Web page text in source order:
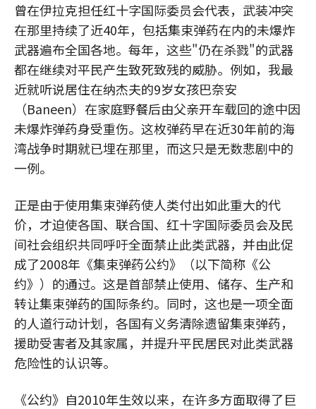
曾在伊拉克担任红十字国际委员会代表，武装冲突
在那里持续了近40年，包括集束弹药在内的未爆炸
武器遍布全国各地。每年，这些"仍在杀戮"的武器
都在继续对平民产生致死致残的威胁。例如，我最
近就听说居住在纳杰夫的9岁女孩巴奈安
（Baneen）在家庭野餐后由父亲开车载回的途中因
未爆炸弹药身受重伤。这枚弹药早在近30年前的海
湾战争时期就已埋在那里，而这只是无数悲剧中的
一例。
正是由于使用集束弹药使人类付出如此重大的代
价，才迫使各国、联合国、红十字国际委员会及民
间社会组织共同呼吁全面禁止此类武器，并由此促
成了2008年《集束弹药公约》（以下简称《公
约》）的通过。这是首部禁止使用、储存、生产和
转让集束弹药的国际条约。同时，这也是一项全面
的人道行动计划，各国有义务清除遗留集束弹药，
援助受害者及其家属，并提升平民居民对此类武器
危险性的认识等。
《公约》自2010年生效以来，在许多方面取得了巨